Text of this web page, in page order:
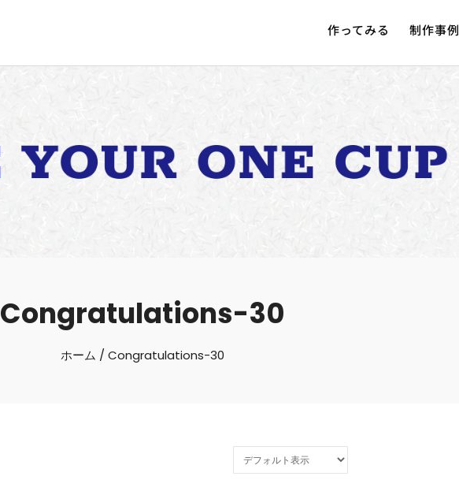
作ってみる 制作事例
Congratulations-30
ホーム / Congratulations-30